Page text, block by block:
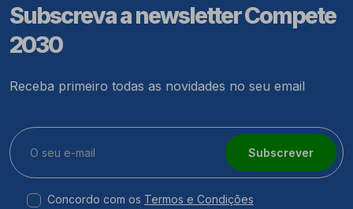
Subscreva a newsletter Compete
2030
Receba primeiro todas as novidades no seu email
Subscrever
Concordo com os Termos e Condições